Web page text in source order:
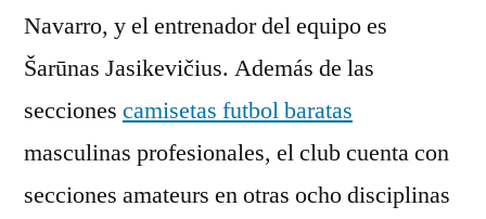
Navarro, y el entrenador del equipo es
Šarūnas Jasikevičius. Además de las
secciones camisetas futbol baratas
masculinas profesionales, el club cuenta con
secciones amateurs en otras ocho disciplinas